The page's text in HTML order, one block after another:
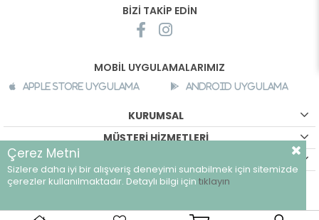
BİZİ TAKİP EDİN
MOBİL UYGULAMALARIMIZ
Apple Store Uygulama Android Uygulama
KURUMSAL
MÜŞTERİ HİZMETLERİ
©breeze.com.tr - Tüm hakları saklıdır.
Çerez Metni
Sizlere daha iyi bir alışveriş deneyimi sunabilmek için sitemizde
çerezler kullanılmaktadır. Detaylı bilgi için tıklayın